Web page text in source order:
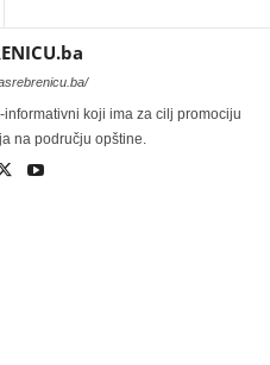
koji ima za cilj promociju
na području opštine.